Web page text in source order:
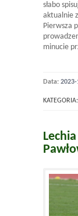
słabo
aktualnie
Pierwsza
minucie
Data: 2023-
KATEGORIA: